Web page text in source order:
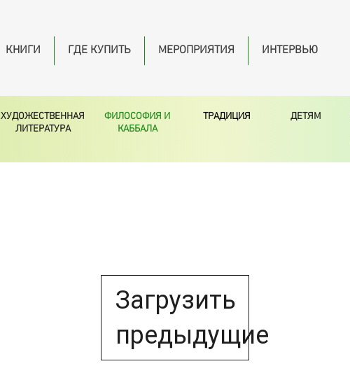
КНИГИ ГДЕ КУПИТЬ МЕРОПРИЯТИЯ ИНТЕРВЬЮ
ХУДОЖЕСТВЕННАЯ
ЛИТЕРАТУРА
ФИЛОСОФИЯ И
КАББАЛА
ТРАДИЦИЯ ДЕТЯМ
Загрузить
предыдущие